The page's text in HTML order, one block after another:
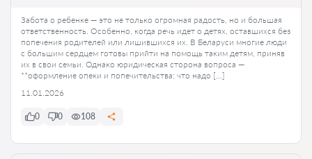
Забота о ребенке — это не только огромная радость, но и большая
ответственность. Особенно, когда речь идет о детях, оставшихся без
попечения родителей или лишившихся их. В Беларуси многие люди
с большим сердцем готовы прийти на помощь таким детям, приняв
их в свои семьи. Однако юридическая сторона вопроса —
**оформление опеки и попечительства: что надо […]
11.01.2026
0 0 108